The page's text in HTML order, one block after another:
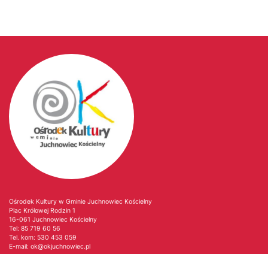
Ośrodek Kultury w Gminie Juchnowiec Kościelny
Plac Królowej Rodzin 1
16-061 Juchnowiec Kościelny
Tel: 85 719 60 56
Tel. kom: 530 453 059
E-mail: ok@okjuchnowiec.pl